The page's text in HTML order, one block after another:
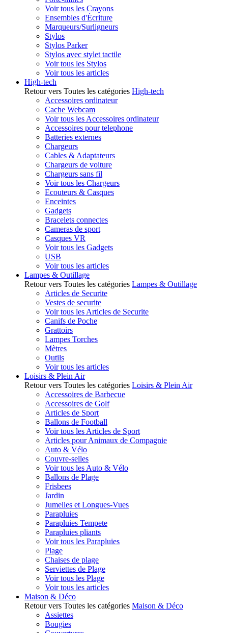
Voir tous les Crayons
Ensembles d'Écriture
Marqueurs/Surligneurs
Stylos
Stylos Parker
Stylos avec stylet tactile
Voir tous les Stylos
Voir tous les articles
High-tech
Retour vers Toutes les catégories High-tech
Accessoires ordinateur
Cache Webcam
Voir tous les Accessoires ordinateur
Accessoires pour telephone
Batteries externes
Chargeurs
Cables & Adaptateurs
Chargeurs de voiture
Chargeurs sans fil
Voir tous les Chargeurs
Ecouteurs & Casques
Enceintes
Gadgets
Bracelets connectes
Cameras de sport
Casques VR
Voir tous les Gadgets
USB
Voir tous les articles
Lampes & Outillage
Retour vers Toutes les catégories Lampes & Outillage
Articles de Securite
Vestes de securite
Voir tous les Articles de Securite
Canifs de Poche
Grattoirs
Lampes Torches
Mètres
Outils
Voir tous les articles
Loisirs & Plein Air
Retour vers Toutes les catégories Loisirs & Plein Air
Accessoires de Barbecue
Accessoires de Golf
Articles de Sport
Ballons de Football
Voir tous les Articles de Sport
Articles pour Animaux de Compagnie
Auto & Vélo
Couvre-selles
Voir tous les Auto & Vélo
Ballons de Plage
Frisbees
Jardin
Jumelles et Longues-Vues
Parapluies
Parapluies Tempete
Parapluies pliants
Voir tous les Parapluies
Plage
Chaises de plage
Serviettes de Plage
Voir tous les Plage
Voir tous les articles
Maison & Déco
Retour vers Toutes les catégories Maison & Déco
Assiettes
Bougies